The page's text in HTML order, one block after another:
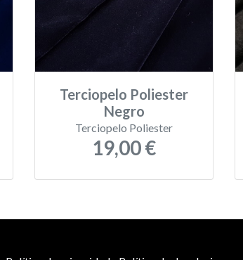
Terciopelo Poliester
Negro
Terciopelo Poliester
19,00 €